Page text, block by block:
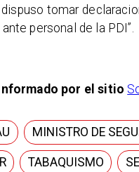
tomar
personal de la PDI”.
por el sitio
MINISTRO DE
TABAQUISMO